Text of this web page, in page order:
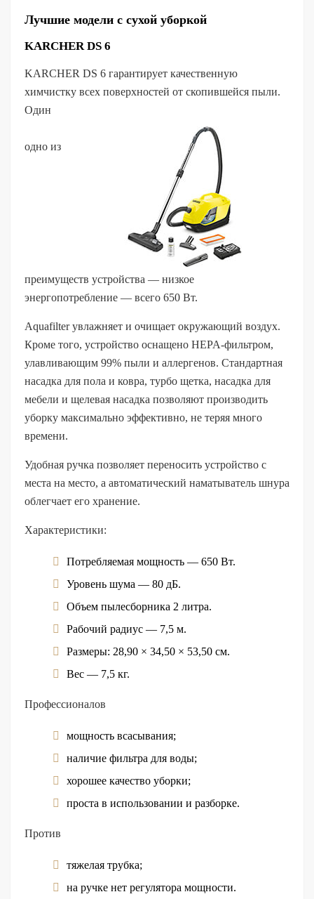
Лучшие модели с сухой уборкой
KARCHER DS 6
KARCHER DS 6 гарантирует качественную
химчистку всех поверхностей от скопившейся пыли.
Один
одно из
преимуществ устройства — низкое
энергопотребление — всего 650 Вт.
Aquafilter увлажняет и очищает окружающий воздух.
Кроме того, устройство оснащено HEPA-фильтром,
улавливающим 99% пыли и аллергенов. Стандартная
насадка для пола и ковра, турбо щетка, насадка для
мебели и щелевая насадка позволяют производить
уборку максимально эффективно, не теряя много
времени.
Удобная ручка позволяет переносить устройство с
места на место, а автоматический наматыватель шнура
облегчает его хранение.
Характеристики:
Потребляемая мощность — 650 Вт.
Уровень шума — 80 дБ.
Объем пылесборника 2 литра.
Рабочий радиус — 7,5 м.
Размеры: 28,90 × 34,50 × 53,50 см.
Вес — 7,5 кг.
Профессионалов
мощность всасывания;
наличие фильтра для воды;
хорошее качество уборки;
проста в использовании и разборке.
Против
тяжелая трубка;
на ручке нет регулятора мощности.